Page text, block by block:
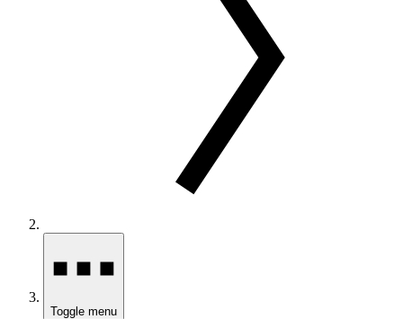
Toggle menu